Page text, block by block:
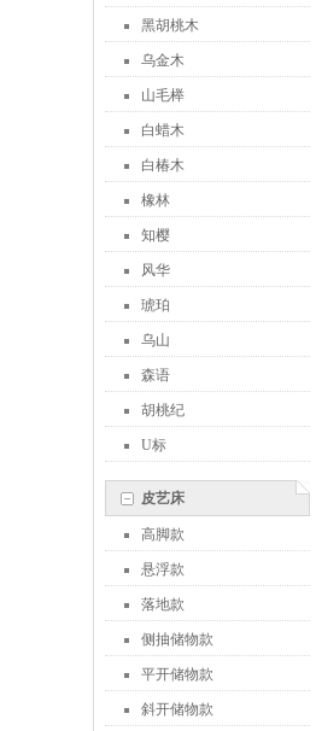
黑胡桃木
乌金木
山毛榉
白蜡木
白椿木
橡林
知樱
风华
琥珀
乌山
森语
胡桃纪
U标
皮艺床
高脚款
悬浮款
落地款
侧抽储物款
平开储物款
斜开储物款